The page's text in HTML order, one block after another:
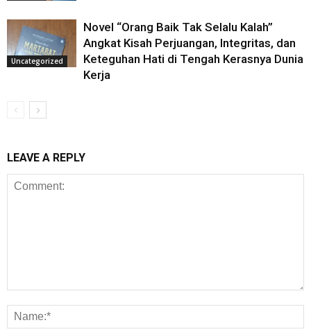
Uncategorized
Novel “Orang Baik Tak Selalu Kalah”
Angkat Kisah Perjuangan, Integritas, dan
Keteguhan Hati di Tengah Kerasnya Dunia
Kerja
LEAVE A REPLY